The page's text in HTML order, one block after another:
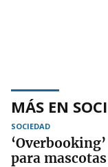
MÁS EN
SOCIEDAD
para